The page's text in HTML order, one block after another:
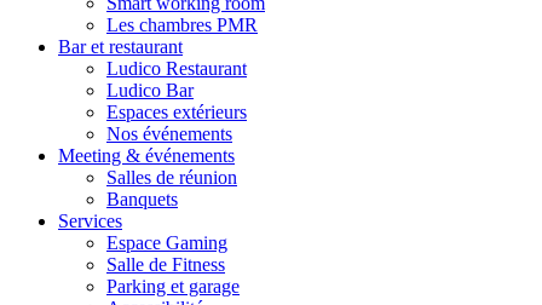
Les chambres PMR
Bar et restaurant
Ludico Restaurant
Ludico Bar
Espaces extérieurs
Nos événements
Meeting & événements
Salles de réunion
Banquets
Services
Espace Gaming
Salle de Fitness
Parking et garage